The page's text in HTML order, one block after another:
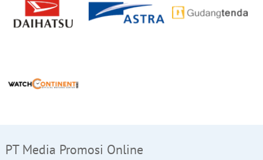
PT Media Promosi Online